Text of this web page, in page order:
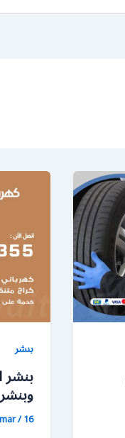
بنشر
/16 أبريل، 2020